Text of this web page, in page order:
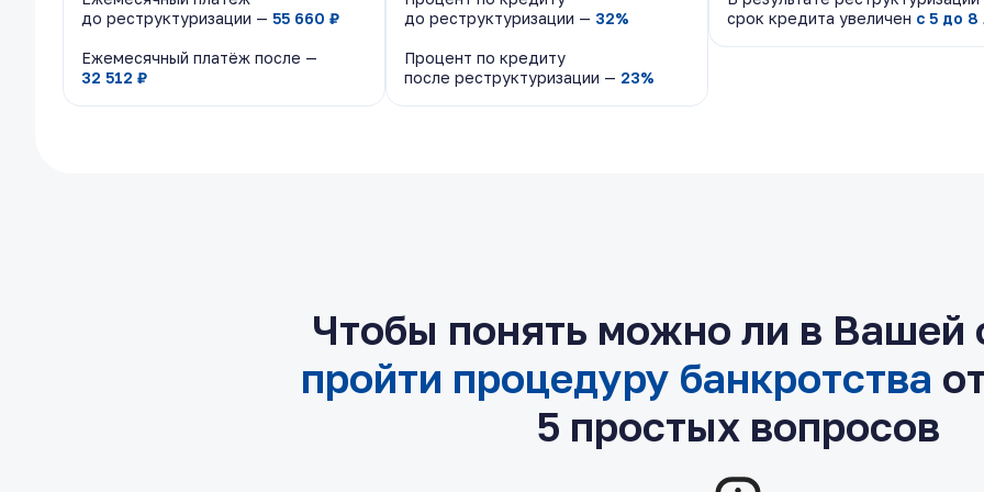
до реструктуризации — 55 660 ₽
Ежемесячный платёж после —
32 512 ₽
до реструктуризации — 32%
Процент по кредиту
после реструктуризации — 23%
срок кредита увеличен с 5 до 8
до реструктуризации — 55 660 ₽
Ежемесячный платёж после —
32 512 ₽
до реструктуризации — 32%
Процент по кредиту
после реструктуризации — 23%
срок кредита увеличен с 5 до 8
Чтобы понять можно ли в Вашей
пройти процедуру банкротства
5 простых вопросов